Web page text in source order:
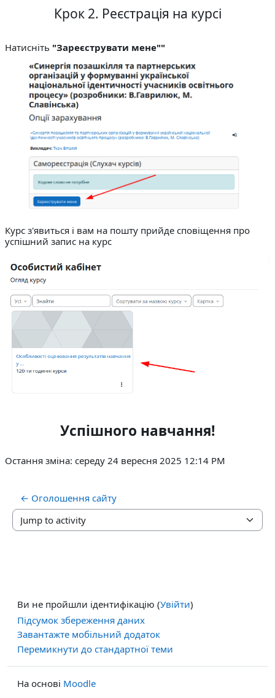
Крок 2. Реєстрація на курсі
Натисніть "Зареєструвати мене""
Курс з'явиться і вам на пошту прийде сповіщення про
успішний запис на курс
Успішного навчання!
Остання зміна: середу 24 вересня 2025 12:14 PM
← Оголошення сайту
Jump to activity
Ви не пройшли ідентифікацію (Увійти)
Підсумок збереження даних
Завантажте мобільний додаток
Перемикнути до стандартної теми
На основі Moodle